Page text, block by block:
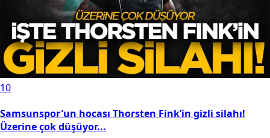
10
Samsunspor'un hocası Thorsten Fink’in gizli silahı!
Üzerine çok düşüyor...